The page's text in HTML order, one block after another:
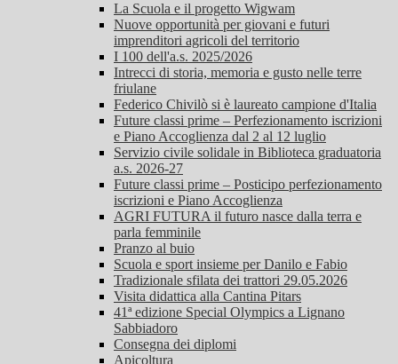
La Scuola e il progetto Wigwam
Nuove opportunità per giovani e futuri
imprenditori agricoli del territorio
I 100 dell'a.s. 2025/2026
Intrecci di storia, memoria e gusto nelle terre
friulane
Federico Chivilò si è laureato campione d'Italia
Future classi prime – Perfezionamento iscrizioni
e Piano Accoglienza dal 2 al 12 luglio
Servizio civile solidale in Biblioteca graduatoria
a.s. 2026-27
Future classi prime – Posticipo perfezionamento
iscrizioni e Piano Accoglienza
AGRI FUTURA il futuro nasce dalla terra e
parla femminile
Pranzo al buio
Scuola e sport insieme per Danilo e Fabio
Tradizionale sfilata dei trattori 29.05.2026
Visita didattica alla Cantina Pitars
41ª edizione Special Olympics a Lignano
Sabbiadoro
Consegna dei diplomi
Apicoltura